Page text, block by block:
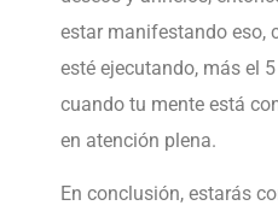
estar manifestando eso,
esté ejecutando, más el
cuando tu mente está
en atención plena.
En conclusión, estarás